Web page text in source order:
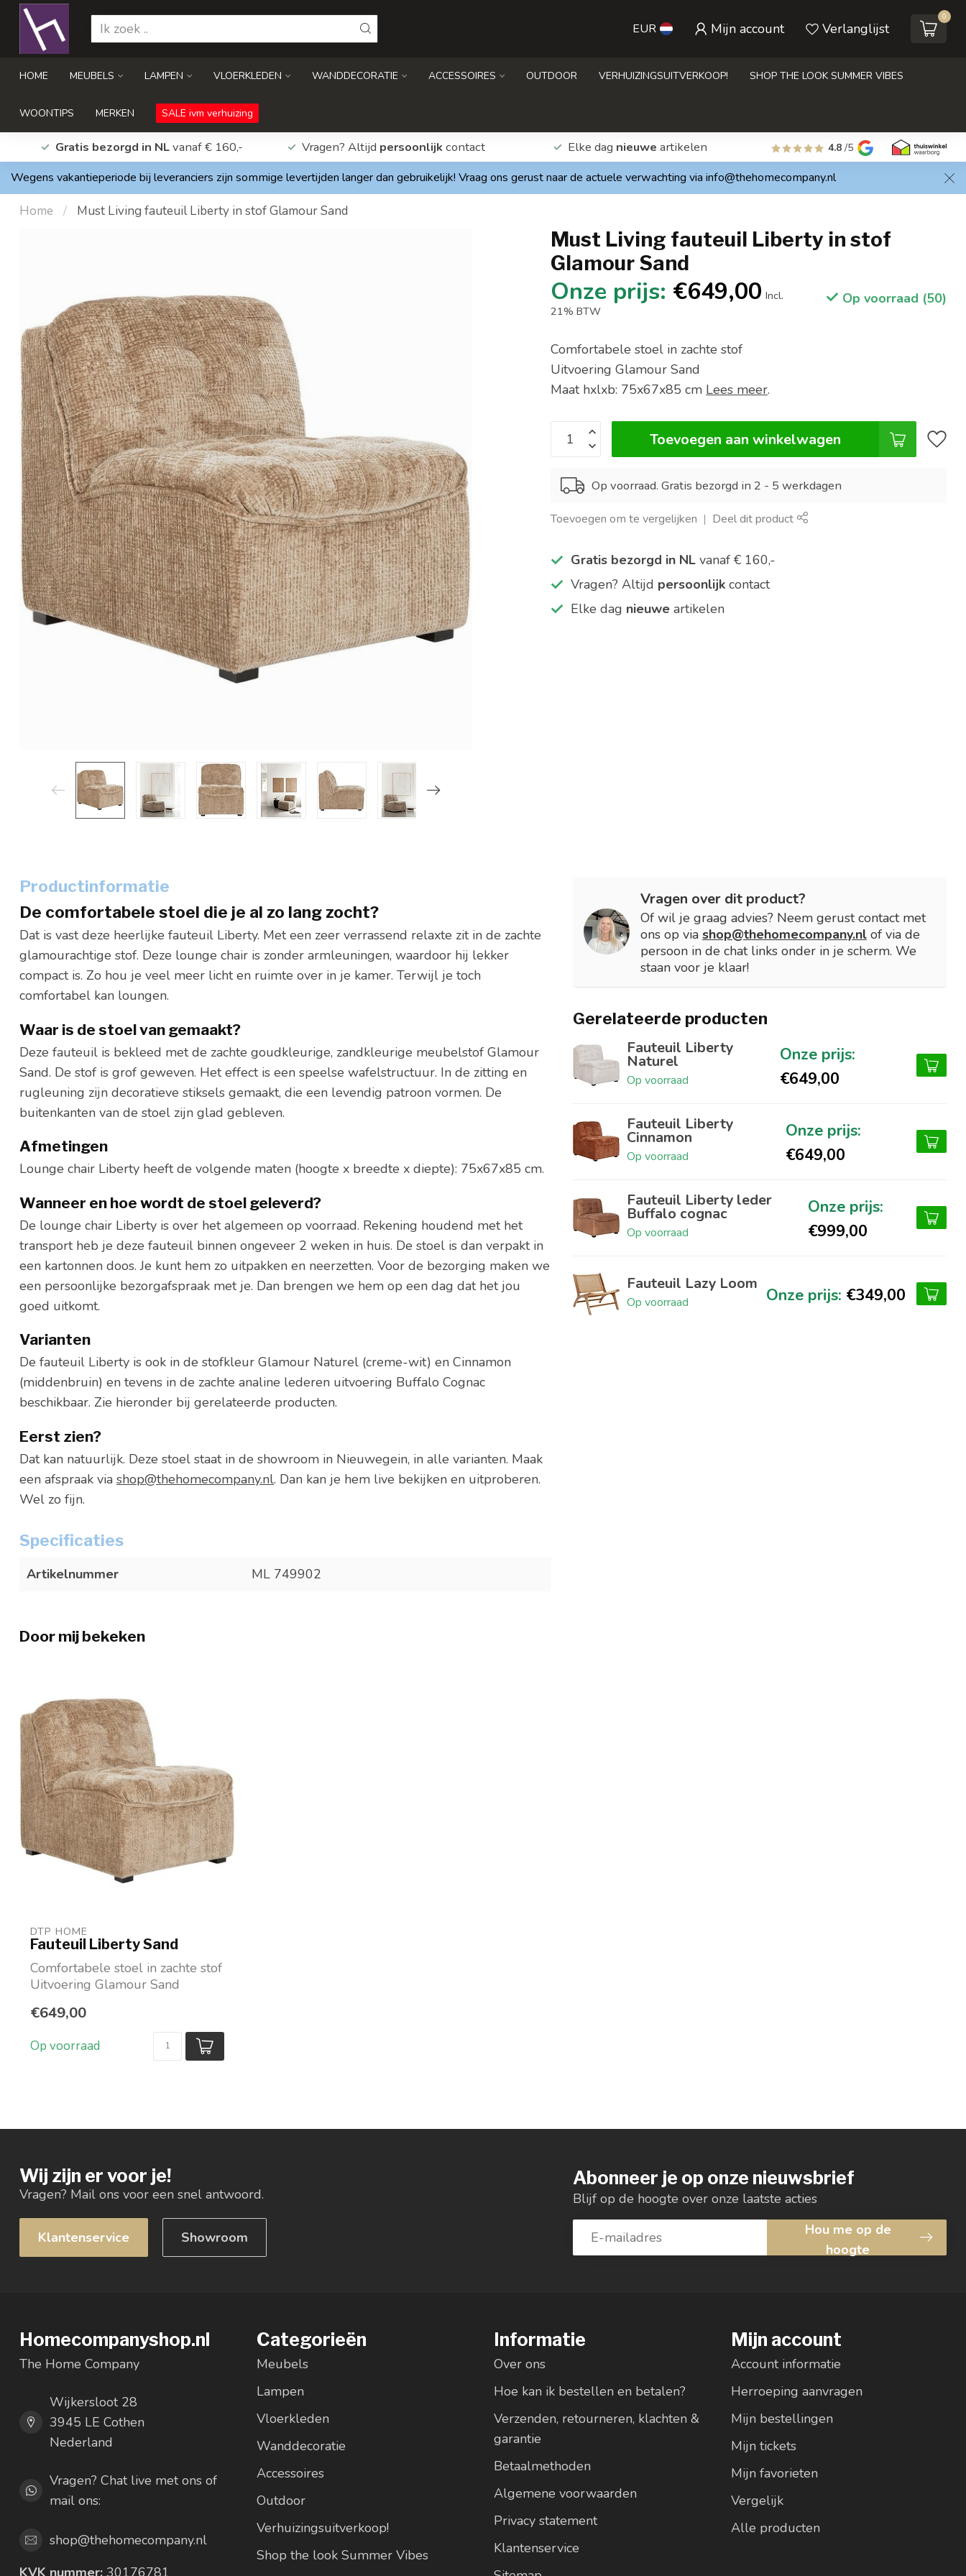
EUR Mijn account Verlanglijst
0
HOME MEUBELS LAMPEN VLOERKLEDEN WANDDECORATIE ACCESSOIRES OUTDOOR VERHUIZINGSUITVERKOOP! SHOP THE LOOK SUMMER VIBES
WOONTIPS MERKEN SALE ivm verhuizing
Gratis bezorgd in NLvanaf € 160,- Vragen? Altijd persoonlijk contact Elke dag nieuwe artikelen 4.8 /5
Wegens vakantieperiode bij leveranciers zijn sommige levertijden langer dan gebruikelijk! Vraag ons gerust naar de actuele verwachting via info@thehomecompany.nl
Home / Must Living fauteuil Liberty in stof Glamour Sand
Must Living fauteuil Liberty in stof
Glamour Sand
€649,00 Incl.
21% BTW
Op voorraad (50)
Comfortabele stoel in zachte stof
Uitvoering Glamour Sand
Maat hxlxb: 75x67x85 cm Lees meer.
Toevoegen aan winkelwagen
Op voorraad. Gratis bezorgd in 2 - 5 werkdagen
Toevoegen om te vergelijken Deel dit product
Gratis bezorgd in NL vanaf € 160,-
Vragen? Altijd persoonlijk contact
Elke dag nieuwe artikelen
Productinformatie
De comfortabele stoel die je al zo lang zocht?
Dat is vast deze heerlijke fauteuil Liberty. Met een zeer verrassend relaxte zit in de zachte
glamourachtige stof. Deze lounge chair is zonder armleuningen, waardoor hij lekker
compact is. Zo hou je veel meer licht en ruimte over in je kamer. Terwijl je toch
comfortabel kan loungen.
Waar is de stoel van gemaakt?
Deze fauteuil is bekleed met de zachte goudkleurige, zandkleurige meubelstof Glamour
Sand. De stof is grof geweven. Het effect is een speelse wafelstructuur. In de zitting en
rugleuning zijn decoratieve stiksels gemaakt, die een levendig patroon vormen. De
buitenkanten van de stoel zijn glad gebleven.
Afmetingen
Lounge chair Liberty heeft de volgende maten (hoogte x breedte x diepte): 75x67x85 cm.
Wanneer en hoe wordt de stoel geleverd?
De lounge chair Liberty is over het algemeen op voorraad. Rekening houdend met het
transport heb je deze fauteuil binnen ongeveer 2 weken in huis. De stoel is dan verpakt in
een kartonnen doos. Je kunt hem zo uitpakken en neerzetten. Voor de bezorging maken we
een persoonlijke bezorgafspraak met je. Dan brengen we hem op een dag dat het jou
goed uitkomt.
Varianten
De fauteuil Liberty is ook in de stofkleur Glamour Naturel (creme-wit) en Cinnamon
(middenbruin) en tevens in de zachte analine lederen uitvoering Buffalo Cognac
beschikbaar. Zie hieronder bij gerelateerde producten.
Eerst zien?
Dat kan natuurlijk. Deze stoel staat in de showroom in Nieuwegein, in alle varianten. Maak
een afspraak via shop@thehomecompany.nl. Dan kan je hem live bekijken en uitproberen.
Wel zo fijn.
Specificaties
Artikelnummer ML 749902
Vragen over dit product?
Of wil je graag advies? Neem gerust contact met
ons op via shop@thehomecompany.nl of via de
persoon in de chat links onder in je scherm. We
staan voor je klaar!
Gerelateerde producten
Fauteuil Liberty
Naturel
Op voorraad €649,00
Fauteuil Liberty
Cinnamon
Op voorraad €649,00
Fauteuil Liberty leder
Buffalo cognac
Op voorraad €999,00
Fauteuil Lazy Loom
Op voorraad €349,00
Door mij bekeken
DTP HOME
Fauteuil Liberty Sand
Comfortabele stoel in zachte stof
Uitvoering Glamour Sand
€649,00
Op voorraad
Wij zijn er voor je!
Vragen? Mail ons voor een snel antwoord.
Klantenservice Showroom
Abonneer je op onze nieuwsbrief
Blijf op de hoogte over onze laatste acties
Hou me op de
hoogte
Homecompanyshop.nl
The Home Company
Wijkersloot 28
3945 LE Cothen
Nederland
Vragen? Chat live met ons of
mail ons:
shop@thehomecompany.nl
Categorieën
Meubels
Lampen
Vloerkleden
Wanddecoratie
Accessoires
Outdoor
Verhuizingsuitverkoop!
Shop the look Summer Vibes
Informatie
Over ons
Hoe kan ik bestellen en betalen?
Verzenden, retourneren, klachten &
garantie
Betaalmethoden
Algemene voorwaarden
Privacy statement
Klantenservice
Mijn account
Account informatie
Herroeping aanvragen
Mijn bestellingen
Mijn tickets
Mijn favorieten
Vergelijk
Alle producten